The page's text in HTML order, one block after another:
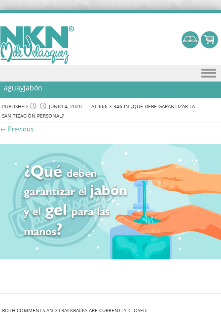
Skip to content
aguayJabón
PUBLISHED JUNIO 4, 2020 AT 666 × 346 IN ¿QUÉ DEBE GARANTIZAR LA
SANITIZACIÓN PERSONAL?
← Previous
BOTH COMMENTS AND TRACKBACKS ARE CURRENTLY CLOSED.